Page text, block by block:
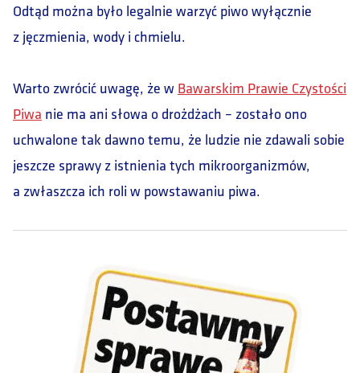
Odtąd można było legalnie warzyć piwo wyłącznie
z jęczmienia, wody i chmielu.
Warto zwrócić uwagę, że w Bawarskim Prawie Czystości
Piwa nie ma ani słowa o drożdżach – zostało ono
uchwalone tak dawno temu, że ludzie nie zdawali sobie
jeszcze sprawy z istnienia tych mikroorganizmów,
a zwłaszcza ich roli w powstawaniu piwa.